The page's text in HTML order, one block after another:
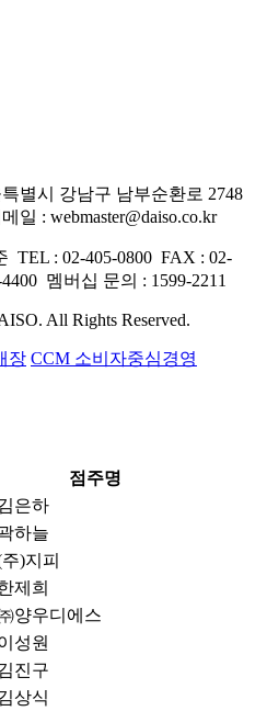
별시 강남구 남부순환로 2748
일 : webmaster@daiso.co.kr
TEL : 02-405-0800 FAX : 02-
멤버십 문의 : 1599-2211
All Rights Reserved.
장 CCM 소비자중심경영
점주명
은하
하늘
)지피
제희
양우디에스
성원
진구
상식